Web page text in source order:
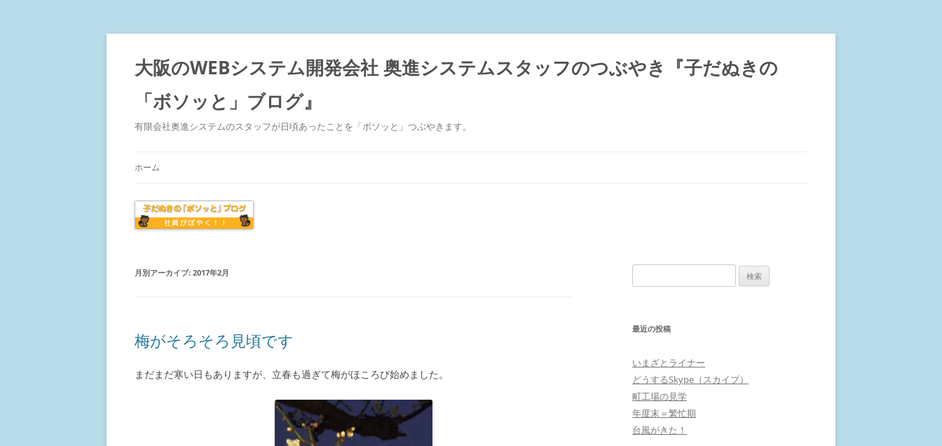
大阪のWEBシステム開発会社 奥進システムスタッフのつぶやき『子だぬきの
「ボソッと」ブログ』
有限会社奥進システムのスタッフが日頃あったことを「ボソッと」つぶやきます。
ホーム
月別アーカイブ: 2017年2月
梅がそろそろ見頃です
まだまだ寒い日もありますが、立春も過ぎて梅がほころび始めました。
索:
最近の投稿
いまざとライナー
どうするSkype（スカイプ）
町工場の見学
年度末＝繁忙期
台風がきた！